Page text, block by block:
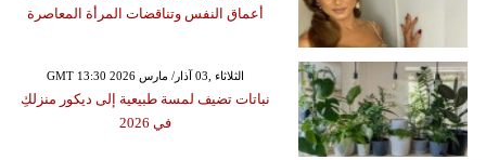
أعماق النفس وتناقضات المرأة المعاصرة
GMT 13:30 2026 الثلاثاء ,03 آذار/ مارس
نباتات تضيف لمسة طبيعية إلى ديكور منزلكِ
في 2026